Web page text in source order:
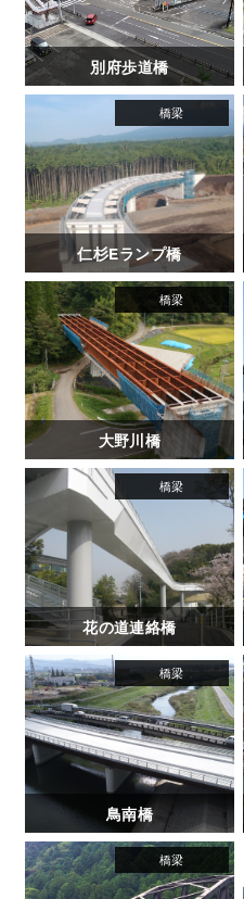
別府歩道橋
仁杉Eランプ橋
大野川橋
花の道連絡橋
鳥南橋